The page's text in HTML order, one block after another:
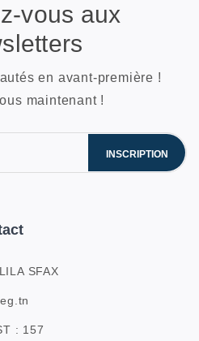
vous aux
en avant-première !
maintenant !
INSCRIPTION
SFAX
: 157